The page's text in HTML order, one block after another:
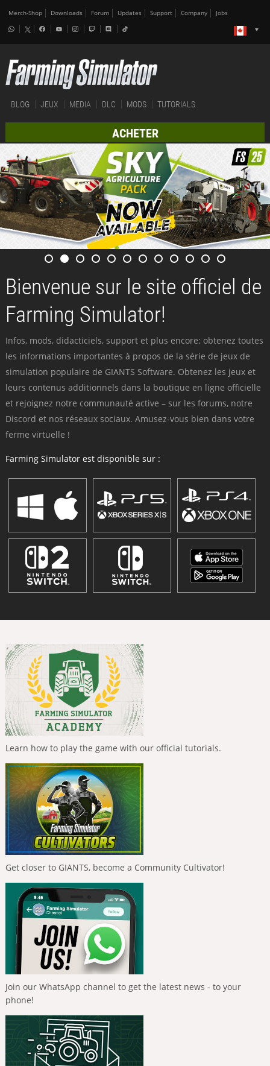
Merch-Shop Downloads Forum Updates Support Company Jobs
BLOG JEUX MEDIA DLC MODS TUTORIALS
ACHETER
Bienvenue sur le site officiel de
Farming Simulator!
Infos, mods, didacticiels, support et plus encore: obtenez toutes
les informations importantes à propos de la série de jeux de
simulation populaire de GIANTS Software. Obtenez les jeux et
leurs contenus additionnels dans la boutique en ligne officielle
et rejoignez notre communauté active – sur les forums, notre
Discord et nos réseaux sociaux. Amusez-vous bien dans votre
ferme virtuelle !
Farming Simulator est disponible sur :
Learn how to play the game with our official tutorials.
Get closer to GIANTS, become a Community Cultivator!
Join our WhatsApp channel to get the latest news - to your
phone!